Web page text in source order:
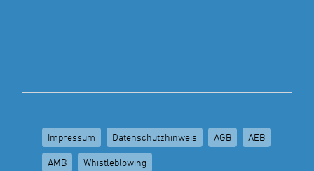
Impressum Datenschutzhinweis AGB AEB
AMB Whistleblowing